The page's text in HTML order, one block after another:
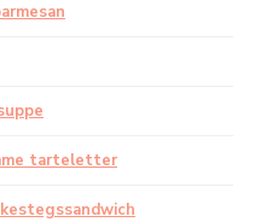
tarteletter